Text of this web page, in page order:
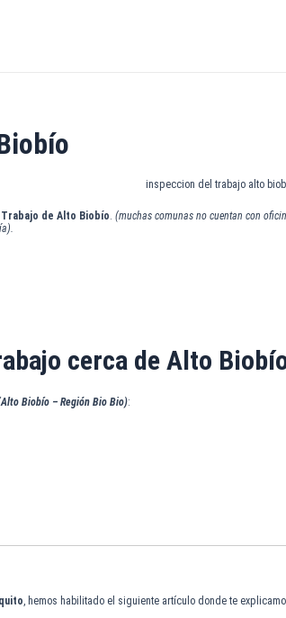
de Alto Biobío. (muchas comunas no cuentan con
cerca de Alto
Biobío – Región Bio Bio):
, hemos habilitado el siguiente artículo donde te